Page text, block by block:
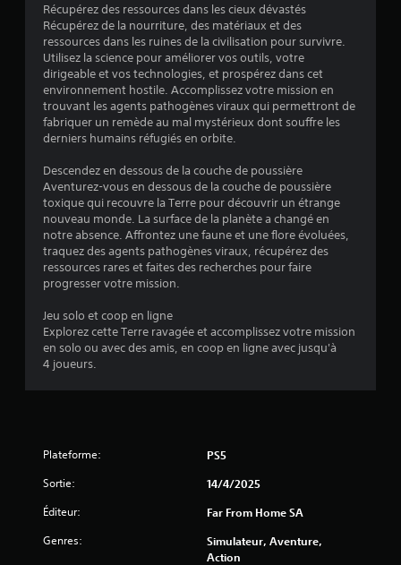
i
l
e
s
u
r
3
Récupérez des ressources dans les cieux dévastés
Récupérez de la nourriture, des matériaux et des
ressources dans les ruines de la civilisation pour survivre.
Utilisez la science pour améliorer vos outils, votre
dirigeable et vos technologies, et prospérez dans cet
environnement hostile. Accomplissez votre mission en
trouvant les agents pathogènes viraux qui permettront de
fabriquer un remède au mal mystérieux dont souffre les
derniers humains réfugiés en orbite.
Descendez en dessous de la couche de poussière
Aventurez-vous en dessous de la couche de poussière
toxique qui recouvre la Terre pour découvrir un étrange
nouveau monde. La surface de la planète a changé en
notre absence. Affrontez une faune et une flore évoluées,
traquez des agents pathogènes viraux, récupérez des
ressources rares et faites des recherches pour faire
progresser votre mission.
Jeu solo et coop en ligne
Explorez cette Terre ravagée et accomplissez votre mission
en solo ou avec des amis, en coop en ligne avec jusqu'à
4 joueurs.
Plateforme: PS5
Sortie: 14/4/2025
Éditeur: Far From Home SA
Genres:
Simulateur, Aventure,
Action